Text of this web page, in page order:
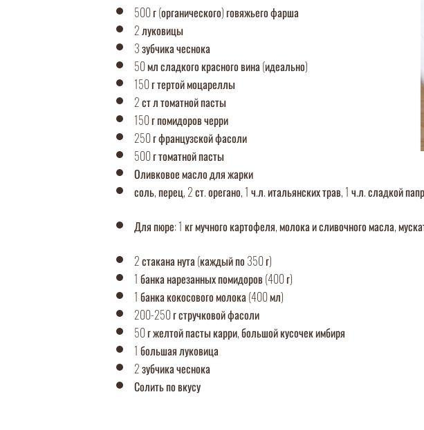
500 г (органического) говяжьего фарша
2 луковицы
3 зубчика чеснока
50 мл сладкого красного вина (идеально)
150 г тертой моцареллы
2 ст л томатной пасты
150 г помидоров черри
250 г французской фасоли
500 г томатной пасты
Оливковое масло для жарки
соль, перец, 2 ст. орегано, 1 ч.л. итальянских трав, 1 ч.л. сладкой
Для пюре: 1 кг мучного картофеля, молока и сливочного масла,
2 стакана нута (каждый по 350 г)
1 банка нарезанных помидоров (400 г)
1 банка кокосового молока (400 мл)
200-250 г стручковой фасоли
50 г желтой пасты карри, большой кусочек имбиря
1 большая луковица
2 зубчика чеснока
Солить по вкусу